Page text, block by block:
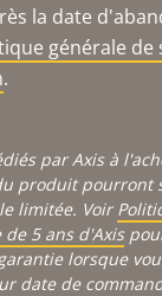
la date
générale
.
par Axis à
produit pourront
limitée. Voir
5 ans d'Axis
lorsque
date de